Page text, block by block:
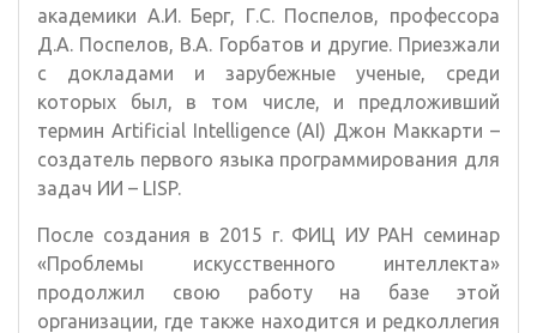
академики А.И. Берг, Г.С. Поспелов, профессора
Д.А. Поспелов, В.А. Горбатов и другие. Приезжали
с докладами и зарубежные ученые, среди
которых был, в том числе, и предложивший
термин Artificial Intelligence (AI) Джон Маккарти –
создатель первого языка программирования для
задач ИИ – LISP.
После создания в 2015 г. ФИЦ ИУ РАН семинар
«Проблемы искусственного интеллекта»
продолжил свою работу на базе этой
организации, где также находится и редколлегия